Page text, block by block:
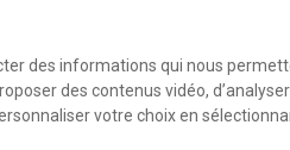
- Été 2026 Horaire -
des informations qui nous
des contenus vidéo,
votre choix en